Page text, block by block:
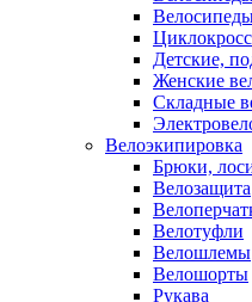
Детские,
Женские
Складные
Велоэкипировка
Брюки,
Велозащита
Велотуфли
Велошлемы
Велошорты
Рукава